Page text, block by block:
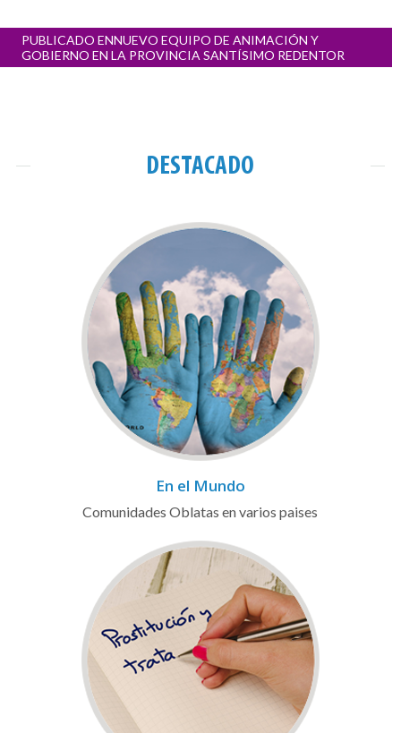
Navegación
entradas
PUBLICADO ENNUEVO EQUIPO DE ANIMACIÓN Y
GOBIERNO EN LA PROVINCIA SANTÍSIMO REDENTOR
DESTACADO
En el Mundo
Comunidades Oblatas en varios paises